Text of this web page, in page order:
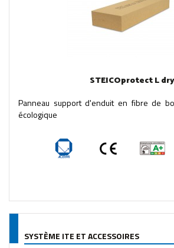
STEICOprotect L dry
Panneau support d'enduit en fibre de
écologique
SYSTÈME ITE ET ACCESSOIRES